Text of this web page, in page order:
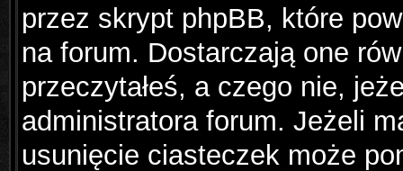
przez skrypt phpBB, które
na forum. Dostarczają one
przeczytałeś, a czego nie,
administratora forum. Jeżeli
usunięcie ciasteczek może